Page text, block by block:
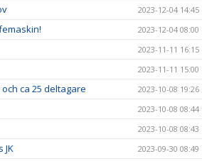
2023-12-04 14:45
2023-12-04 08:00
2023-11-11 16:15
2023-11-11 15:00
ca 25 deltagare 2023-10-08 19:26
2023-10-08 08:44
2023-10-08 08:43
JK 2023-09-30 08:49